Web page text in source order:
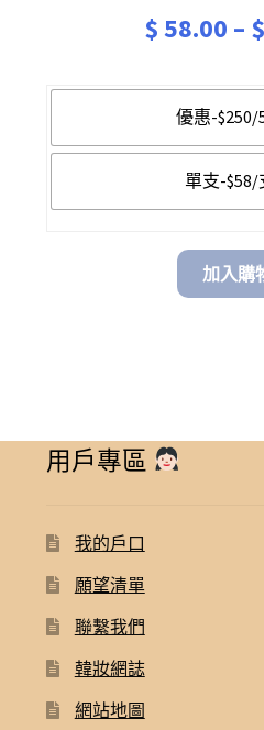
$58.00 – $
優惠-$250/
單支-$58/
加入購
用戶專區
我的戶口
願望清單
聯繫我們
韓妝網誌
網站地圖